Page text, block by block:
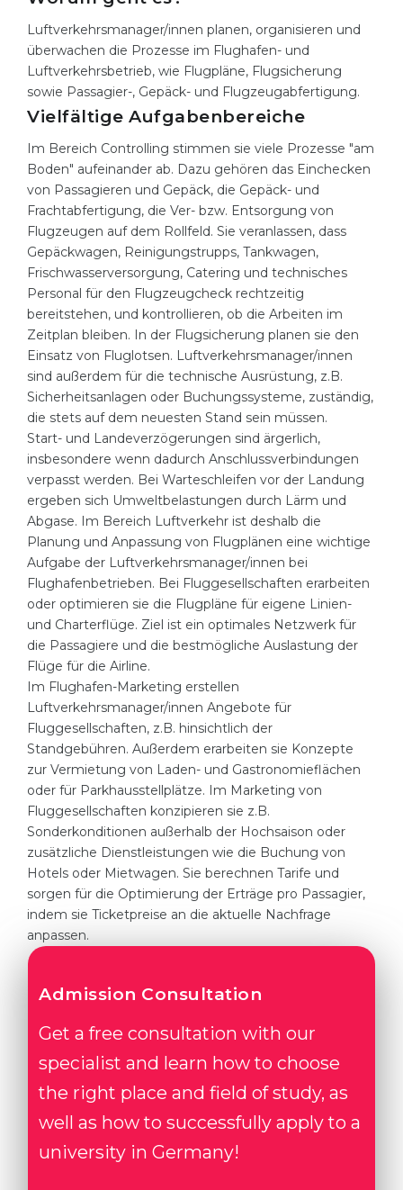
CONSULTATION!
Belarus
Other Country
BOOK A CONSULTATION
Luftverkehrsmanager/innen planen, organisieren und
überwachen die Prozesse im Flughafen- und
Luftverkehrsbetrieb, wie Flugpläne, Flugsicherung
sowie Passagier-, Gepäck- und Flugzeugabfertigung.
Vielfältige Aufgabenbereiche
Im Bereich Controlling stimmen sie viele Prozesse "am
Boden" aufeinander ab. Dazu gehören das Einchecken
von Passagieren und Gepäck, die Gepäck- und
Frachtabfertigung, die Ver- bzw. Entsorgung von
Flugzeugen auf dem Rollfeld. Sie veranlassen, dass
Gepäckwagen, Reinigungstrupps, Tankwagen,
Frischwasserversorgung, Catering und technisches
Personal für den Flugzeugcheck rechtzeitig
bereitstehen, und kontrollieren, ob die Arbeiten im
Zeitplan bleiben. In der Flugsicherung planen sie den
Einsatz von Fluglotsen. Luftverkehrsmanager/innen
sind außerdem für die technische Ausrüstung, z.B.
Sicherheitsanlagen oder Buchungssysteme, zuständig,
die stets auf dem neuesten Stand sein müssen.
Start- und Landeverzögerungen sind ärgerlich,
insbesondere wenn dadurch Anschlussverbindungen
verpasst werden. Bei Warteschleifen vor der Landung
ergeben sich Umweltbelastungen durch Lärm und
Abgase. Im Bereich Luftverkehr ist deshalb die
Planung und Anpassung von Flugplänen eine wichtige
Aufgabe der Luftverkehrsmanager/innen bei
Flughafenbetrieben. Bei Fluggesellschaften erarbeiten
oder optimieren sie die Flugpläne für eigene Linien-
und Charterflüge. Ziel ist ein optimales Netzwerk für
die Passagiere und die bestmögliche Auslastung der
Flüge für die Airline.
Im Flughafen-Marketing erstellen
Luftverkehrsmanager/innen Angebote für
Fluggesellschaften, z.B. hinsichtlich der
Standgebühren. Außerdem erarbeiten sie Konzepte
zur Vermietung von Laden- und Gastronomieflächen
oder für Parkhausstellplätze. Im Marketing von
Fluggesellschaften konzipieren sie z.B.
Sonderkonditionen außerhalb der Hochsaison oder
zusätzliche Dienstleistungen wie die Buchung von
Hotels oder Mietwagen. Sie berechnen Tarife und
sorgen für die Optimierung der Erträge pro Passagier,
indem sie Ticketpreise an die aktuelle Nachfrage
anpassen.
Admission Consultation
Get a free consultation with our
specialist and learn how to choose
the right place and field of study, as
well as how to successfully apply to a
university in Germany!